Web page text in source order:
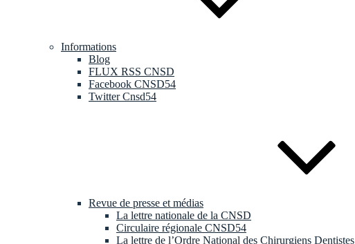
Informations
Blog
FLUX RSS CNSD
Facebook CNSD54
Twitter Cnsd54
Revue de presse et médias
La lettre nationale de la CNSD
Circulaire régionale CNSD54
La lettre de l’Ordre National des Chirurgiens Dentistes